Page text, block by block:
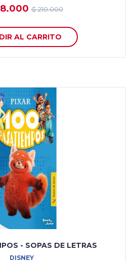
₲ 210.000
AL CARRITO
- SOPAS DE LETRAS
DISNEY